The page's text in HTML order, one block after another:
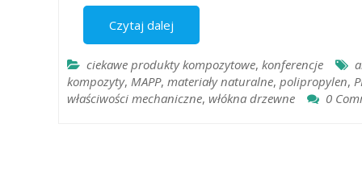
Czytaj dalej
ciekawe produkty kompozytowe, konferencje
kompozyty, MAPP, materiały naturalne, polipropylen,
właściwości mechaniczne, włókna drzewne 0